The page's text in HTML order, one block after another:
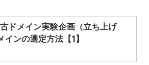
古ドメイン実験企画（立ち上げ
ンの選定方法【1】